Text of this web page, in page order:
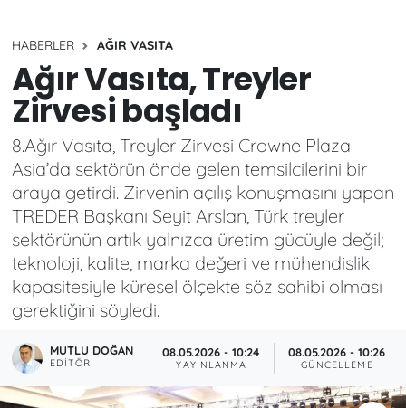
HABERLER AĞIR VASITA
Ağır Vasıta, Treyler
Zirvesi başladı
8.Ağır Vasıta, Treyler Zirvesi Crowne Plaza
Asia’da sektörün önde gelen temsilcilerini bir
araya getirdi. Zirvenin açılış konuşmasını yapan
TREDER Başkanı Seyit Arslan, Türk treyler
sektörünün artık yalnızca üretim gücüyle değil;
teknoloji, kalite, marka değeri ve mühendislik
kapasitesiyle küresel ölçekte söz sahibi olması
gerektiğini söyledi.
MUTLU DOĞAN
EDITÖR
08.05.2026 - 10:24
YAYINLANMA
08.05.2026 - 10:26
GÜNCELLEME
AKARYAKIT
AKTÜEL
YEŞİL LOJİSTİK
EĞİTİM
Süper Lig Puan Durumu ve Fikstür
Tüm Manşetler
Son Dakika Haberleri
Haber Arşivi